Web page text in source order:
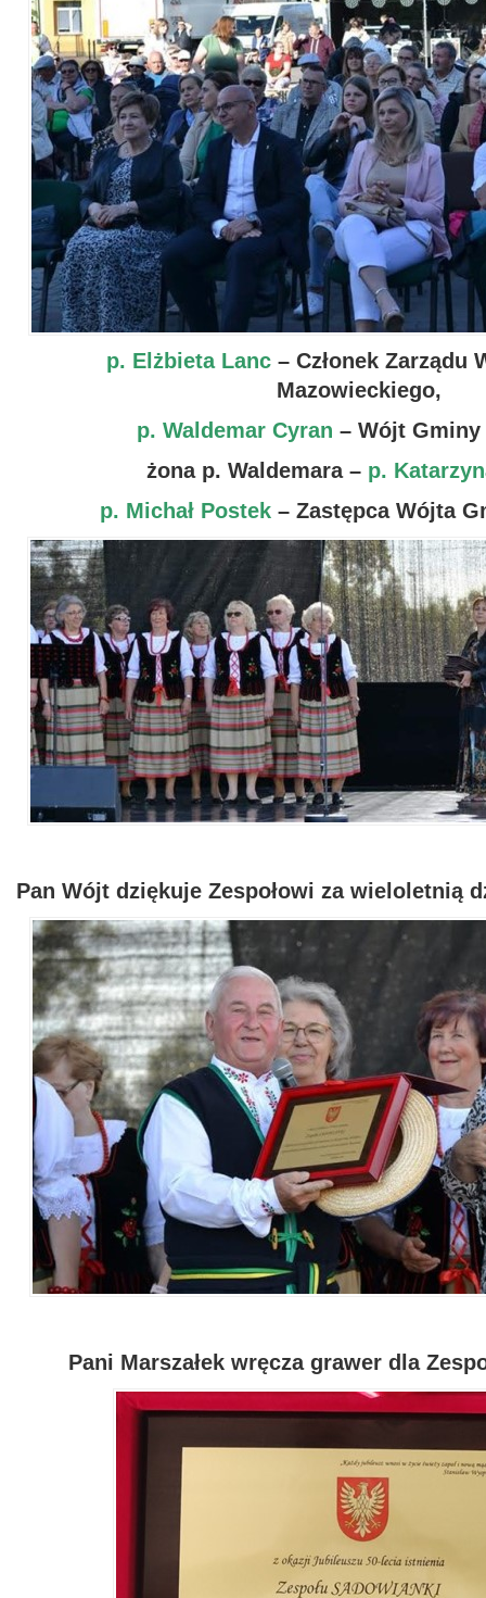
p. Elżbieta Lanc – Członek Zarządu
Mazowieckiego,
p. Waldemar Cyran – Wójt Gminy
żona p. Waldemara – p.
p. Michał Postek – Zastępca Wójta
Pan Wójt dziękuje Zespołowi za wieloletnią
Pani Marszałek wręcza grawer dla